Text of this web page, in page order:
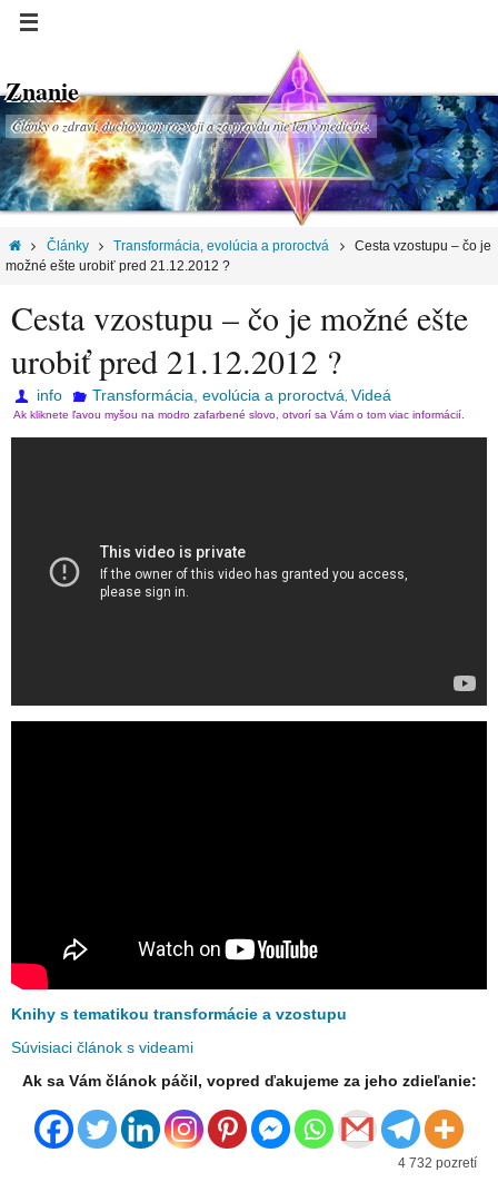
Znanie
Články o zdraví, duchovnom rozvoji a za pravdu nie len v medicíne.
Články Transformácia, evolúcia a proroctvá
Cesta vzostupu – čo je
možné ešte urobiť pred 21.12.2012 ?
Cesta vzostupu – čo je možné ešte
urobiť pred 21.12.2012 ?
info Transformácia, evolúcia a proroctvá Videá
Ak kliknete ľavou myšou na modro zafarbené slovo, otvorí sa Vám o tom viac informácií.
Knihy s tematikou transformácie a vzostupu
Súvisiaci článok s videami
Ak sa Vám článok páčil, vopred ďakujeme za jeho zdieľanie:
4 732 pozretí